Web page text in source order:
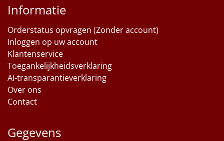
Informatie
Orderstatus opvragen (Zonder account)
Inloggen op uw account
Klantenservice
Toegankelijkheidsverklaring
AI-transparantieverklaring
Over ons
Contact
Gegevens